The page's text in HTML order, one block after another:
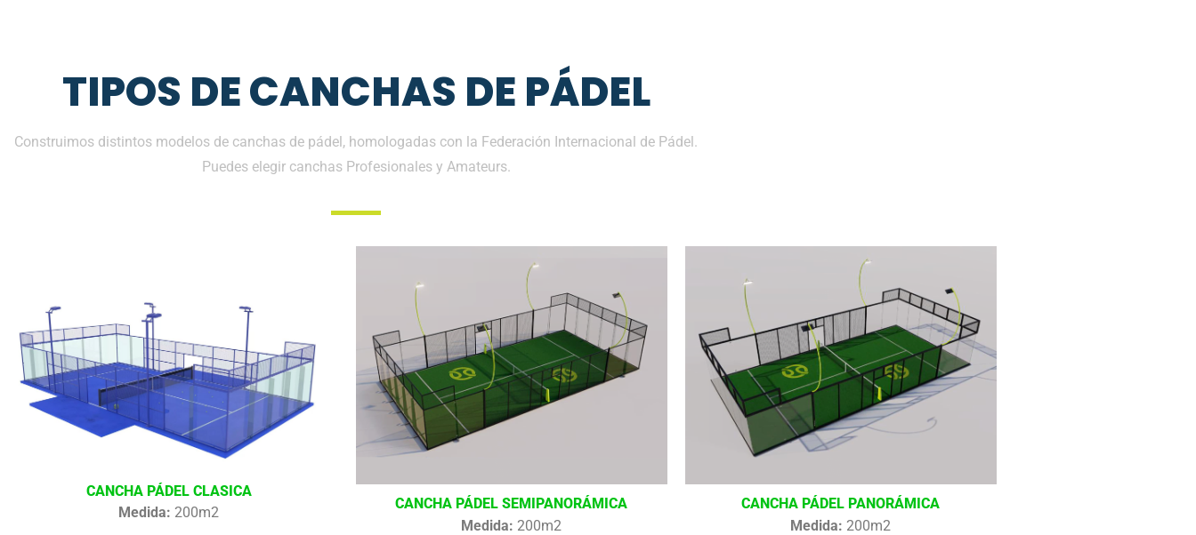
TIPOS DE CANCHAS DE PÁDEL
Construimos distintos modelos de canchas de pádel, homologadas con la Federación Internacional de Pádel.
Puedes elegir canchas Profesionales y Amateurs.
CANCHA PÁDEL CLASICA
Medida: 200m2
CANCHA PÁDEL SEMIPANORÁMICA
Medida: 200m2
CANCHA PÁDEL PANORÁMICA
Medida: 200m2